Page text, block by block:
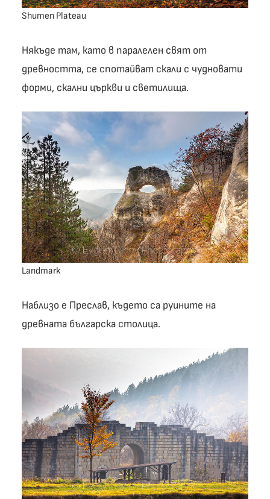
Shumen Plateau
Някъде там, като в паралелен свят от
древността, се спотайват скали с чудновати
форми, скални църкви и светилища.
Landmark
Наблизо е Преслав, където са руините на
древната българска столица.